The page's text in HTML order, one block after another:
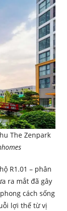
The Zenpark
R1.01 – phân
ra mắt đã gây
cách sống
lợi thế từ vị